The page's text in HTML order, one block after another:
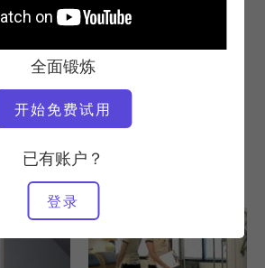
全面锻炼
开始免费试用
已有账户？
登录
锻炼